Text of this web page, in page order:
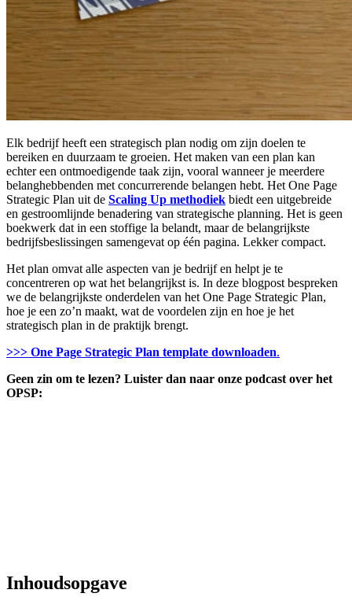
Elk bedrijf heeft een strategisch plan nodig om zijn doelen te
bereiken en duurzaam te groeien. Het maken van een plan kan
echter een ontmoedigende taak zijn, vooral wanneer je meerdere
belanghebbenden met concurrerende belangen hebt. Het One Page
Strategic Plan uit de Scaling Up methodiek biedt een uitgebreide
en gestroomlijnde benadering van strategische planning. Het is geen
boekwerk dat in een stoffige la belandt, maar de belangrijkste
bedrijfsbeslissingen samengevat op één pagina. Lekker compact.
Het plan omvat alle aspecten van je bedrijf en helpt je te
concentreren op wat het belangrijkst is. In deze blogpost bespreken
we de belangrijkste onderdelen van het One Page Strategic Plan,
hoe je een zo’n maakt, wat de voordelen zijn en hoe je het
strategisch plan in de praktijk brengt.
>>> One Page Strategic Plan template downloaden.
Geen zin om te lezen? Luister dan naar onze podcast over het
OPSP:
Inhoudsopgave